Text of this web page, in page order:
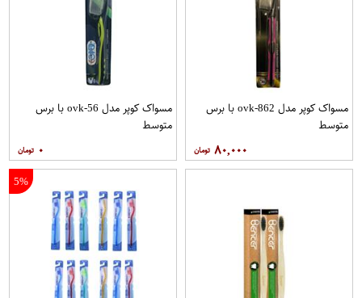
مسواک کوپر مدل ovk-862 با برس
متوسط
۸۰,۰۰۰
مسواک کوپر مدل ovk-56 با برس
متوسط
۰
5%